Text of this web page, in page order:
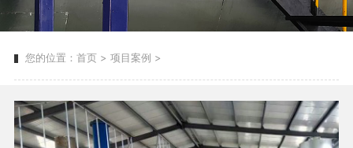
您的位置： 首页> 项目案例 >